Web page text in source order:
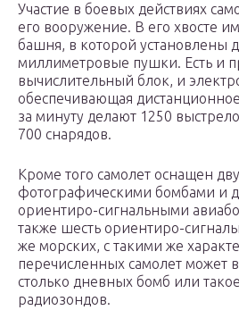
Участие в боевых действиях
его вооружение. В его хвосте
башня, в которой установлены
миллиметровые пушки. Есть и
вычислительный блок, и
обеспечивающая
за минуту делают 1250
700 снарядов.
Кроме того самолет оснащен
фотографическими бомбами и
ориентиро-сигнальными
также шесть ориентиро-
же морских, с такими же
перечисленных самолет может
столько дневных бомб или
радиозондов.